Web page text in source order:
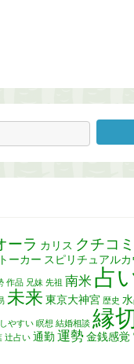
ーラ カリス クチコミ
ーカー スピリチュアル
作品 兄妹 先祖 南米 占
未来 東京大神宮 歴史
やすい 瞑想 結婚相談 縁
辻占い 通勤 運勢金銭感覚